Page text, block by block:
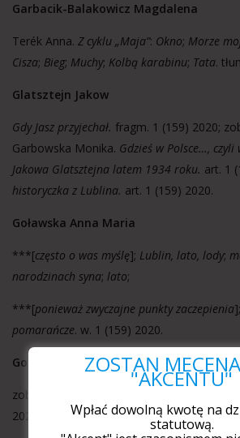
Garbacik-Balakowicz Magdalena
Terék Anna. Z cyklu „Maja”: Okno; Morze
Cisza; Bieg; Muchy; Kolbą karabinu; Tata.
Glatsztejn Jakow
Gdy Jasz przyjechał. fragm. 1 (159) 2020;
Garbowska Monika. Gdzieś w Polsce…, czyli
Jakowa Glatsztejna latem 1934 roku. art. 1
historyczka z Lublina. art. 1 (159) 2020.
Goławska Anna Maria
***[często o was myślę]; Lublin, lato, lody;
narodzinach syna; lato;
***[ponieważ zwyczajne punkty zaczepienia
pomarańcze. w. 1 (159) 2020.
Gombrowicz Witold
zob. Kaczorowska Teresa
2020; zob. Marcińczak Łukasz.
ZOSTAŃ
"AKCENTU"
Wpłać dowolną kwotę na
statutową.